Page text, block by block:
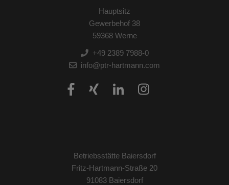
Hauptsitz
Gewerbehof 38
59368 Werne
+49 2389 7988-0
info@ptr-hartmann.com
Betriebsstätte Baiersdorf
Fritz-Hartmann-Straße 20
91083 Baiersdorf